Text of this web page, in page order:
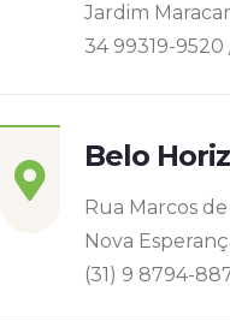
Jardim
34 99319-9520
Belo
Rua Marcos
Nova
(31) 9 8794-